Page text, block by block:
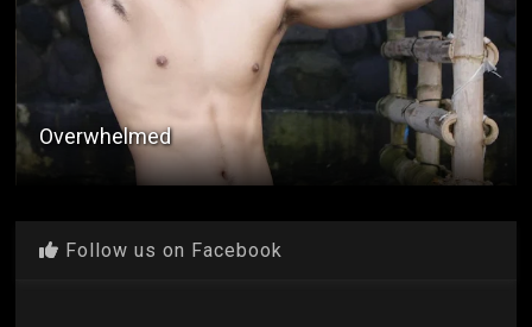
Overwhelmed
Follow us on Facebook